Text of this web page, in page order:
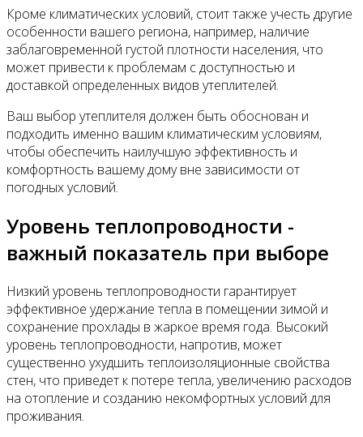
Кроме климатических условий, стоит также учесть другие
особенности вашего региона, например, наличие
заблаговременной густой плотности населения, что
может привести к проблемам с доступностью и
доставкой определенных видов утеплителей.
Ваш выбор утеплителя должен быть обоснован и
подходить именно вашим климатическим условиям,
чтобы обеспечить наилучшую эффективность и
комфортность вашему дому вне зависимости от
погодных условий.
Уровень теплопроводности -
важный показатель при выборе
Низкий уровень теплопроводности гарантирует
эффективное удержание тепла в помещении зимой и
сохранение прохлады в жаркое время года. Высокий
уровень теплопроводности, напротив, может
существенно ухудшить теплоизоляционные свойства
стен, что приведет к потере тепла, увеличению расходов
на отопление и созданию некомфортных условий для
проживания.